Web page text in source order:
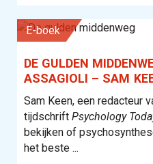
E-boek
DE GULDEN
ASSAGIOLI – SAM
Sam Keen, een redacteur
tijdschrift Psychology
bekijken of
het beste ...